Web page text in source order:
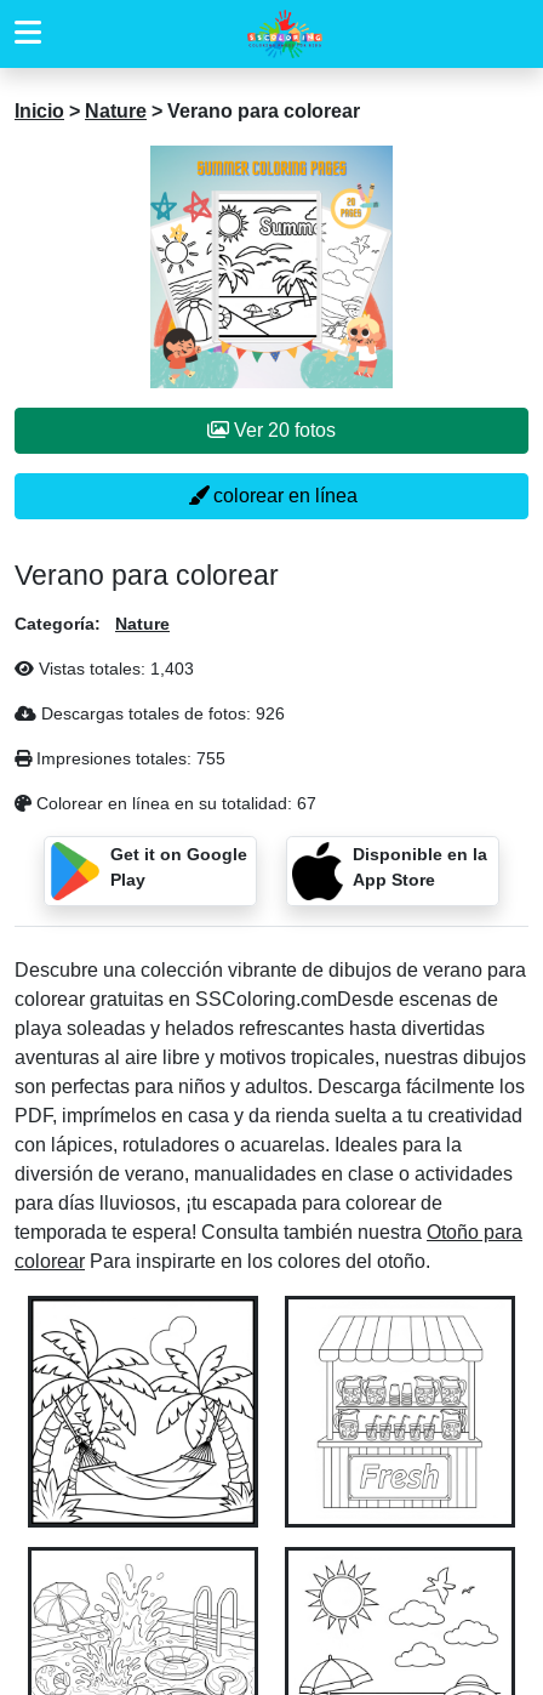
Inicio > Nature > Verano para colorear
Ver 20 fotos
colorear en línea
Verano para colorear
Categoría: Nature
Vistas totales: 1,403
Descargas totales de fotos: 926
Impresiones totales: 755
Colorear en línea en su totalidad: 67
Get it on Google
Play
Disponible en la
App Store
Descubre una colección vibrante de dibujos de verano para
colorear gratuitas en SSColoring.comDesde escenas de
playa soleadas y helados refrescantes hasta divertidas
aventuras al aire libre y motivos tropicales, nuestras dibujos
son perfectas para niños y adultos. Descarga fácilmente los
PDF, imprímelos en casa y da rienda suelta a tu creatividad
con lápices, rotuladores o acuarelas. Ideales para la
diversión de verano, manualidades en clase o actividades
para días lluviosos, ¡tu escapada para colorear de
temporada te espera! Consulta también nuestra Otoño para
colorear Para inspirarte en los colores del otoño.